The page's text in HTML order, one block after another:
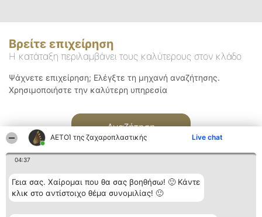
ΑΕΤΟΊ της ζαχαροπλαστικής Live chat
04:37
Γεια σας. Χαίρομαι που θα σας βοηθήσω! 🙂 Κάντε
κλικ στο αντίστοιχο θέμα συνομιλίας! 🙂
Βρείτε επιχείρηση
Η κατάταξη περιλαμβάνει τους καλύτερους στον κλάδο
Ψάχνετε επιχείρηση; Ελέγξτε τη μηχανή αναζήτησης.
Χρησιμοποιήστε την καλύτερη υπηρεσία
Αναζήτηση
Διοργανωτής της
Κατάταξη Επικοινωνία